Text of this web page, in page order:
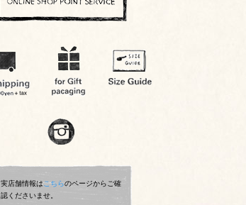
実店舗情報はこちらのページからご確
認くださいませ。